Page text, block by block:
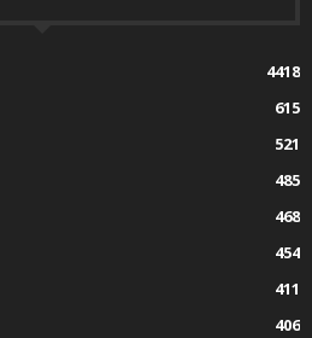
4418
615
521
485
468
454
411
406